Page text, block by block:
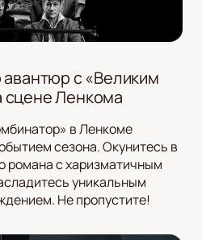
с «Великим
сцене Ленкома
в Ленкоме
сезона. Окунитесь в
романа с харизматичным
уникальным
Не пропустите!